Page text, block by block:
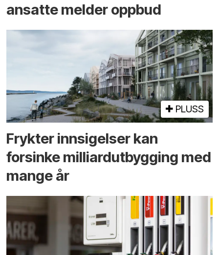
ansatte melder oppbud
PLUSS
Frykter innsigelser kan
forsinke milliard­utbygging med
mange år